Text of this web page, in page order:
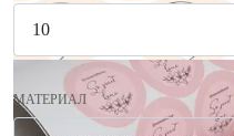
МАТЕРИАЛ